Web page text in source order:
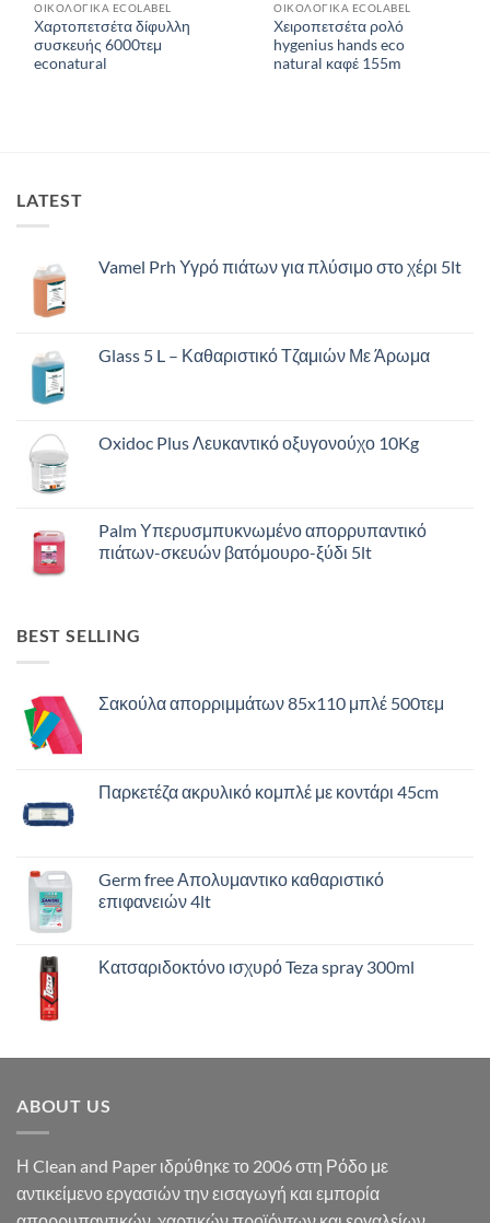
ΟΙΚΟΛΟΓΙΚΑ ECOLABEL
Χαρτοπετσέτα δίφυλλη
συσκευής 6000τεμ
econatural
ΟΙΚΟΛΟΓΙΚΑ ECOLABEL
Χειροπετσέτα ρολό
hygenius hands eco
natural καφέ 155m
LATEST
Vamel Prh Υγρό πιάτων για πλύσιμο στο χέρι 5lt
Glass 5 L – Καθαριστικό Τζαμιών Με Άρωμα
Oxidoc Plus Λευκαντικό οξυγονούχο 10Kg
Palm Υπερυσμπυκνωμένο απορρυπαντικό
πιάτων-σκευών βατόμουρο-ξύδι 5lt
BEST SELLING
Σακούλα απορριμμάτων 85x110 μπλέ 500τεμ
Παρκετέζα ακρυλικό κομπλέ με κοντάρι 45cm
Germ free Απολυμαντικο καθαριστικό
επιφανειών 4lt
Κατσαριδοκτόνο ισχυρό Teza spray 300ml
ABOUT US
Η Clean and Paper ιδρύθηκε το 2006 στη Ρόδο με
αντικείμενο εργασιών την εισαγωγή και εμπορία